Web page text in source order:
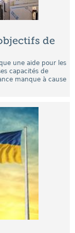
de
une aide pour les
capacités de
manque à cause